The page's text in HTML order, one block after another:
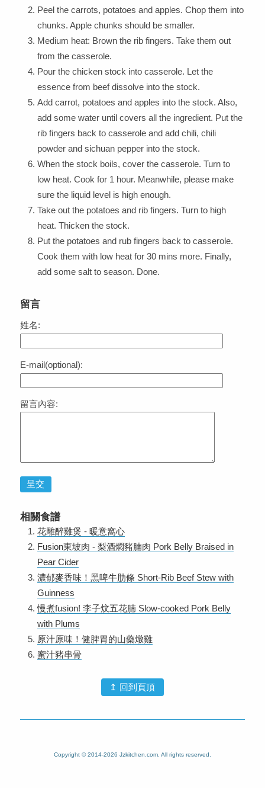
Peel the carrots, potatoes and apples. Chop them into
chunks. Apple chunks should be smaller.
Medium heat: Brown the rib fingers. Take them out
from the casserole.
Pour the chicken stock into casserole. Let the
essence from beef dissolve into the stock.
Add carrot, potatoes and apples into the stock. Also,
add some water until covers all the ingredient. Put the
rib fingers back to casserole and add chili, chili
powder and sichuan pepper into the stock.
When the stock boils, cover the casserole. Turn to
low heat. Cook for 1 hour. Meanwhile, please make
sure the liquid level is high enough.
Take out the potatoes and rib fingers. Turn to high
heat. Thicken the stock.
Put the potatoes and rub fingers back to casserole.
Cook them with low heat for 30 mins more. Finally,
add some salt to season. Done.
留言
姓名:
E-mail(optional):
留言內容:
呈交
相關食譜
花雕醉雞煲 - 暖意窩心
Fusion東坡肉 - 梨酒燜豬腩肉 Pork Belly Braised in
Pear Cider
濃郁麥香味！黑啤牛肋條 Short-Rib Beef Stew with
Guinness
慢煮fusion! 李子炆五花腩 Slow-cooked Pork Belly
with Plums
原汁原味！健脾胃的山藥燉雞
蜜汁豬串骨
↥ 回到頁頂
Copyright © 2014-2026 Jzkitchen.com. All rights reserved.